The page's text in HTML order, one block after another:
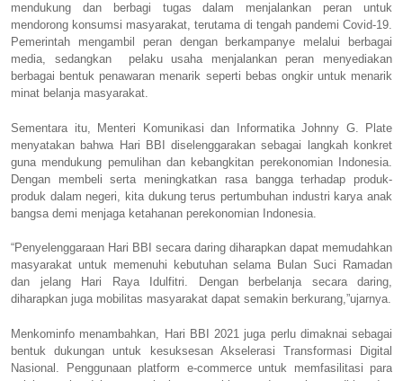
mendukung dan berbagi tugas dalam menjalankan peran untuk
mendorong konsumsi masyarakat, terutama di tengah pandemi Covid-19.
Pemerintah mengambil peran dengan berkampanye melalui berbagai
media, sedangkan pelaku usaha menjalankan peran menyediakan
berbagai bentuk penawaran menarik seperti bebas ongkir untuk menarik
minat belanja masyarakat.
Sementara itu, Menteri Komunikasi dan Informatika Johnny G. Plate
menyatakan bahwa Hari BBI diselenggarakan sebagai langkah konkret
guna mendukung pemulihan dan kebangkitan perekonomian Indonesia.
Dengan membeli serta meningkatkan rasa bangga terhadap produk-
produk dalam negeri, kita dukung terus pertumbuhan industri karya anak
bangsa demi menjaga ketahanan perekonomian Indonesia.
“Penyelenggaraan Hari BBI secara daring diharapkan dapat memudahkan
masyarakat untuk memenuhi kebutuhan selama Bulan Suci Ramadan
dan jelang Hari Raya Idulfitri. Dengan berbelanja secara daring,
diharapkan juga mobilitas masyarakat dapat semakin berkurang,”ujarnya.
Menkominfo menambahkan, Hari BBI 2021 juga perlu dimaknai sebagai
bentuk dukungan untuk kesuksesan Akselerasi Transformasi Digital
Nasional. Penggunaan platform e-commerce untuk memfasilitasi para